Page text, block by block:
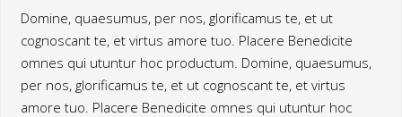
Domine, quaesumus, per nos, glorificamus te, et ut
cognoscant te, et virtus amore tuo. Placere Benedicite
omnes qui utuntur hoc productum. Domine, quaesumus,
per nos, glorificamus te, et ut cognoscant te, et virtus
amore tuo. Placere Benedicite omnes qui utuntur hoc